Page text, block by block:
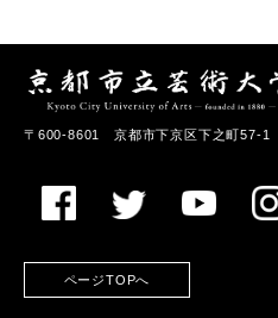
〒600-8601 京都市下京区下之町57-1
ページTOPへ